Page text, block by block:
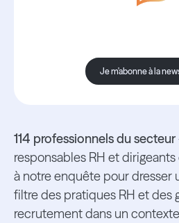
Je
Je m'abonne à la
114 professionnels du secteur
responsables RH et
à notre enquête pour dresser
filtre des pratiques RH et des
recrutement dans un